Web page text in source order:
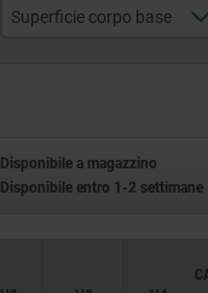
Superficie corpo base
Disponibile a magazzino
Disponibile entro 1-2 settimane